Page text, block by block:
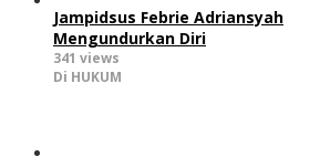
Jampidsus Febrie Adriansyah
Mengundurkan Diri
341 views
Di HUKUM